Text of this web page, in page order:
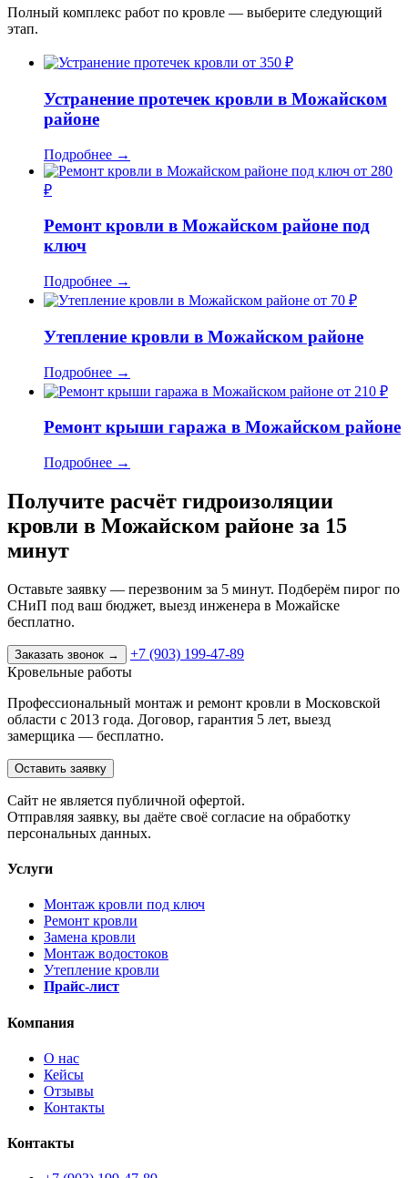
Полный комплекс работ по кровле — выберите следующий
этап.
от 350 ₽
Устранение протечек кровли в Можайском
районе
Подробнее →
от 280
₽
Ремонт кровли в Можайском районе под
ключ
Подробнее →
от 70 ₽
Утепление кровли в Можайском районе
Подробнее →
от 210 ₽
Ремонт крыши гаража в Можайском районе
Подробнее →
Получите расчёт гидроизоляции
кровли в Можайском районе за 15
минут
Оставьте заявку — перезвоним за 5 минут. Подберём пирог по
СНиП под ваш бюджет, выезд инженера в Можайске
бесплатно.
Заказать звонок →
+7 (903) 199-47-89
Кровельные работы
Профессиональный монтаж и ремонт кровли в Московской
области с 2013 года. Договор, гарантия 5 лет, выезд
замерщика — бесплатно.
Оставить заявку
Cайт не является публичной офертой.
Отправляя заявку, вы даёте своё согласие на обработку
персональных данных.
Услуги
Монтаж кровли под ключ
Ремонт кровли
Замена кровли
Монтаж водостоков
Утепление кровли
Прайс-лист
Компания
О нас
Кейсы
Отзывы
Контакты
Контакты